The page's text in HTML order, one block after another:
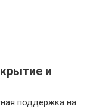
и
поддержка на